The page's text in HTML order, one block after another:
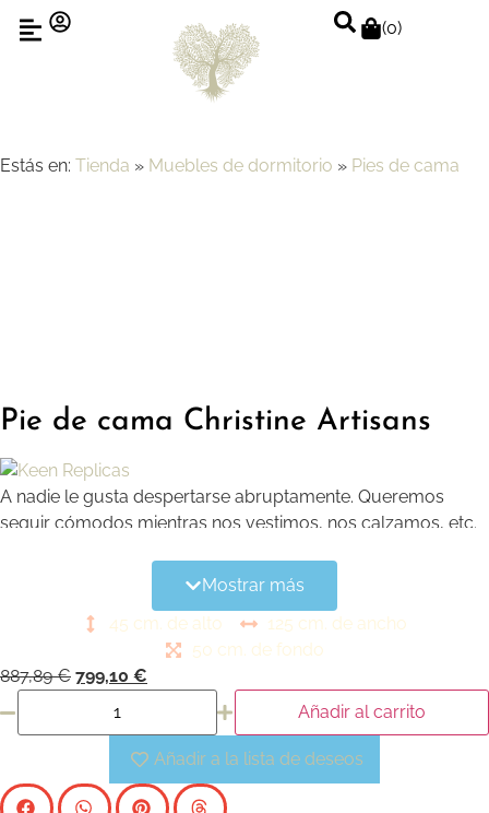
(0)
Estás en: Tienda » Muebles de dormitorio » Pies de cama
Pie de cama Christine Artisans
A nadie le gusta despertarse abruptamente. Queremos
seguir cómodos mientras nos vestimos, nos calzamos, etc.
. Con su afrancesado diseño, este
aire vintage a la estancia.
Mostrar más
45 cm. de alto
125 cm. de ancho
50 cm. de fondo
887,89€ 799,10 €
Añadir al carrito
Añadir a la lista de deseos